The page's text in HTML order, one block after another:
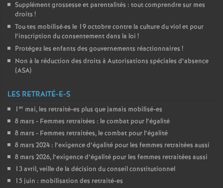
Supplément grossesse et parentalités : tout comprendre sur mes
droits !
Tou·tes mobilisé·es le 19 octobre contre la culture du viol et pour
l’inscription du consentement dans la loi !
Protégez les enfants des gouvernements réactionnaires !
Non à la réduction des droits à Autorisations spéciales d’absence
(ASA)
LES RETRAITÉ-E-S
1 er mai, les retraité-es plus que jamais mobilisé-es
8 mars - Femmes retraitées : le combat pour l’égalité
8 mars - Femmes retraitées, le combat pour l’égalité
8 mars 2024 : l’exigence d’égalité pour les femmes retraitées aussi
8 mars 2026, l’exigence d’égalité pour les femmes retraitées aussi
13 avril, veille de la décision du conseil constitutionnel
15 juin : mobilisation des retraité-es